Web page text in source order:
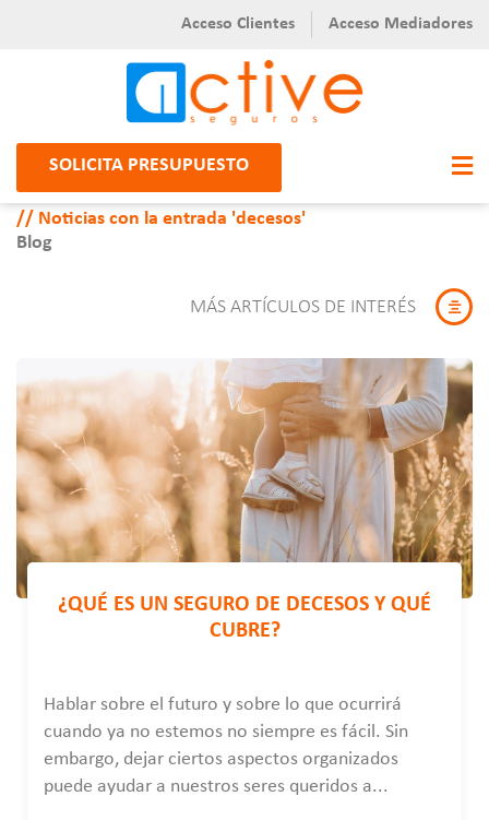
Acceso Clientes Acceso Mediadores
SOLICITA PRESUPUESTO
Noticias con la entrada 'decesos'
Blog
MÁS ARTÍCULOS DE INTERÉS
¿QUÉ ES UN SEGURO DE DECESOS Y QUÉ
CUBRE?
Hablar sobre el futuro y sobre lo que ocurrirá
cuando ya no estemos no siempre es fácil. Sin
embargo, dejar ciertos aspectos organizados
puede ayudar a nuestros seres queridos a...